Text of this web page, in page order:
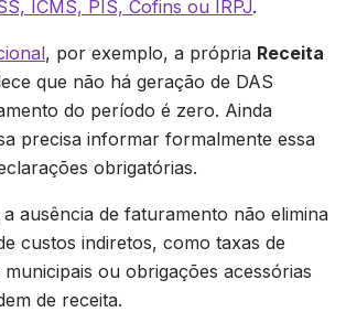
ICMS, PIS, Cofins ou IRPJ.
, por exemplo, a própria Receita
que não há geração de DAS
do período é zero. Ainda
precisa informar formalmente essa
obrigatórias.
ausência de faturamento não elimina
custos indiretos, como taxas de
municipais ou obrigações acessórias
de receita.